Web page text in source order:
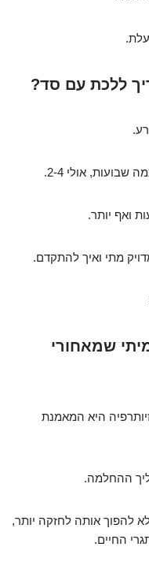
ללכת עם סד?
מתי ואיך להתקדם.
שמאחורי
היא המאמנת
ההחלמה.
להפוך אותה לחזקה יותר,
החיים.